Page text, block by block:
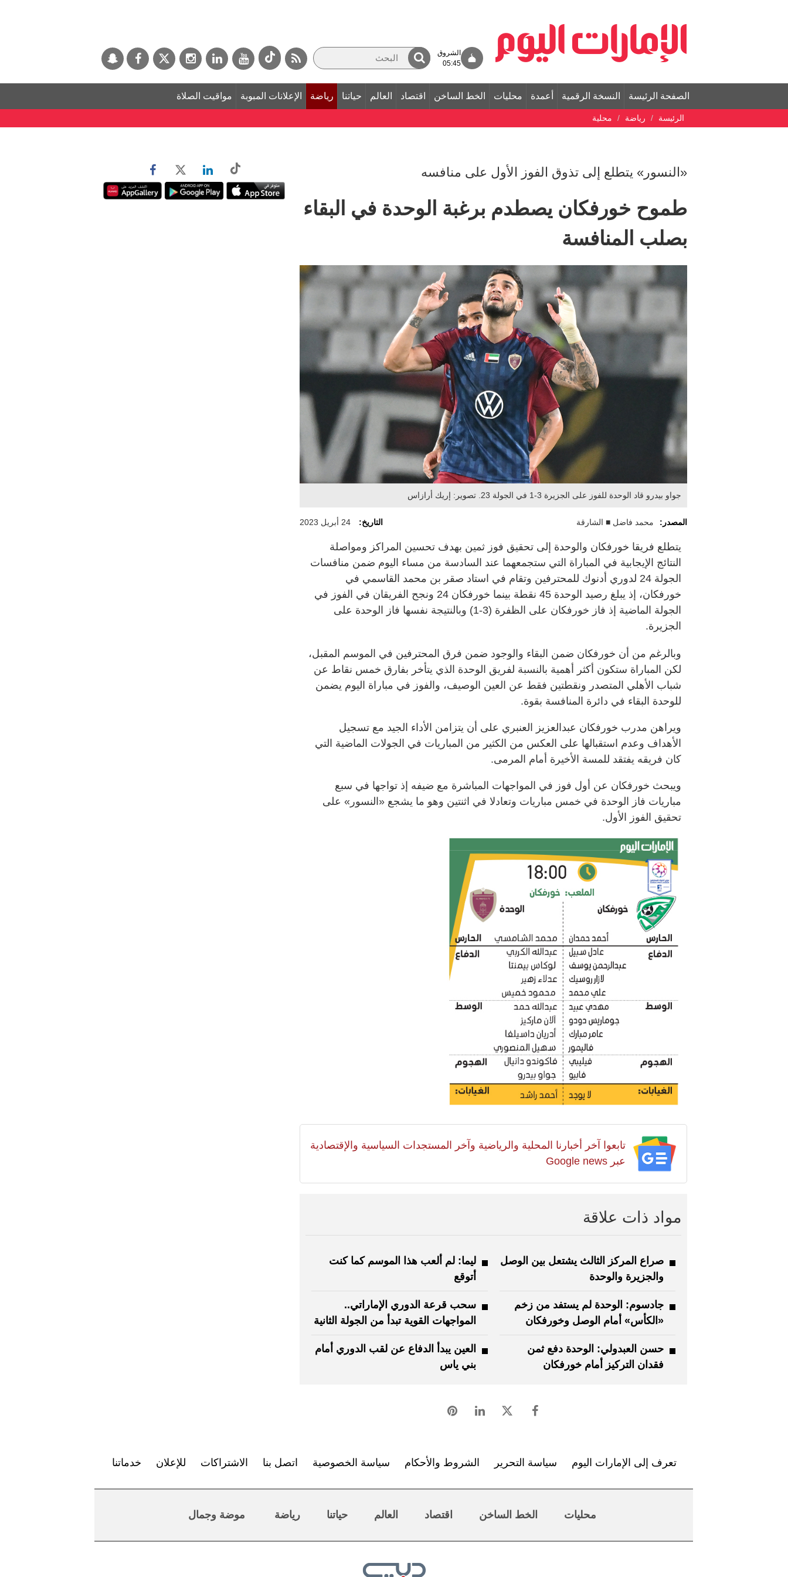
الشروق
05:45
الصفحة الرئيسة النسخة الرقمية أعمدة محليات الخط الساخن اقتصاد العالم حياتنا رياضة الإعلانات المبوبة مواقيت الصلاة
الرئيسة رياضة محلية
«النسور» يتطلع إلى تذوق الفوز الأول على منافسه
طموح خورفكان يصطدم برغبة الوحدة في البقاء
بصلب المنافسة
جواو بيدرو قاد الوحدة للفوز على الجزيرة 3-1 في الجولة 23. تصوير: إريك أرازاس
المصدر: محمد فاضل ■ الشارقة التاريخ: 24 أبريل 2023
يتطلع فريقا خورفكان والوحدة إلى تحقيق فوز ثمين بهدف تحسين المراكز ومواصلة
النتائج الإيجابية في المباراة التي ستجمعهما عند السادسة من مساء اليوم ضمن منافسات
الجولة 24 لدوري أدنوك للمحترفين وتقام في استاد صقر بن محمد القاسمي في
خورفكان، إذ يبلغ رصيد الوحدة 45 نقطة بينما خورفكان 24 ونجح الفريقان في الفوز في
الجولة الماضية إذ فاز خورفكان على الظفرة (3-1) وبالنتيجة نفسها فاز الوحدة على
الجزيرة.
وبالرغم من أن خورفكان ضمن البقاء والوجود ضمن فرق المحترفين في الموسم المقبل،
لكن المباراة ستكون أكثر أهمية بالنسبة لفريق الوحدة الذي يتأخر بفارق خمس نقاط عن
شباب الأهلي المتصدر ونقطتين فقط عن العين الوصيف، والفوز في مباراة اليوم يضمن
للوحدة البقاء في دائرة المنافسة بقوة.
ويراهن مدرب خورفكان عبدالعزيز العنبري على أن يتزامن الأداء الجيد مع تسجيل
الأهداف وعدم استقبالها على العكس من الكثير من المباريات في الجولات الماضية التي
كان فريقه يفتقد للمسة الأخيرة أمام المرمى.
ويبحث خورفكان عن أول فوز في المواجهات المباشرة مع ضيفه إذ تواجها في سبع
مباريات فاز الوحدة في خمس مباريات وتعادلا في اثنتين وهو ما يشجع «النسور» على
تحقيق الفوز الأول.
تابعوا آخر أخبارنا المحلية والرياضية وآخر المستجدات السياسية والإقتصادية
عبر Google news
مواد ذات علاقة
صراع المركز الثالث يشتعل بين الوصل
والجزيرة والوحدة
ليما: لم ألعب هذا الموسم كما كنت
أتوقع
جادسوم: الوحدة لم يستفد من زخم
«الكأس» أمام الوصل وخورفكان
سحب قرعة الدوري الإماراتي..
المواجهات القوية تبدأ من الجولة الثانية
حسن العبدولي: الوحدة دفع ثمن
فقدان التركيز أمام خورفكان
العين يبدأ الدفاع عن لقب الدوري أمام
بني ياس
تعرف إلى الإمارات اليوم سياسة التحرير الشروط والأحكام سياسة الخصوصية اتصل بنا الاشتراكات للإعلان خدماتنا
محليات الخط الساخن اقتصاد العالم حياتنا رياضة موضة وجمال